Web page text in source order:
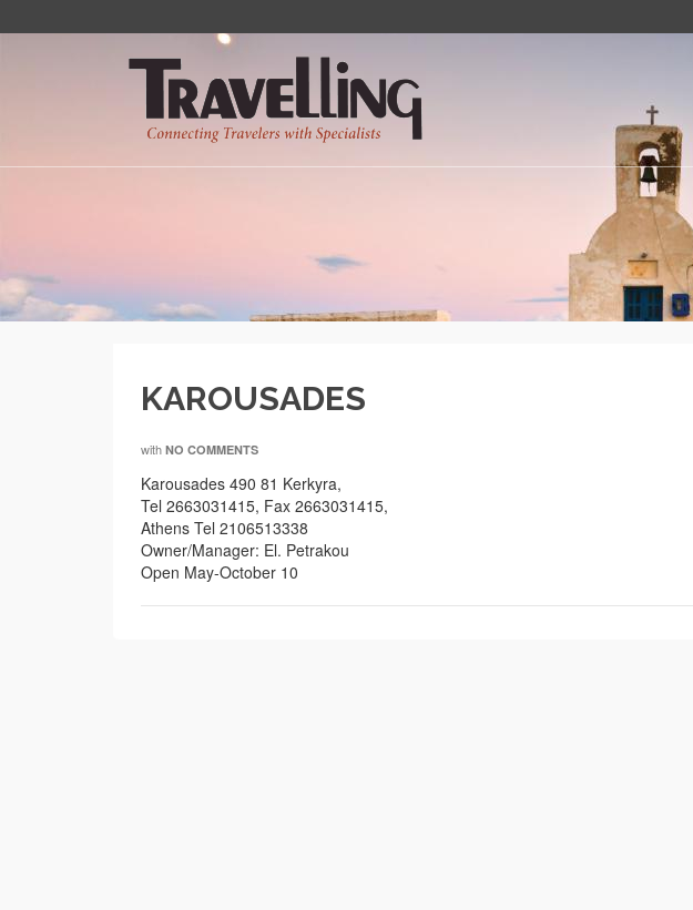
KAROUSADES
with NO COMMENTS
Karousades 490 81 Kerkyra,
Tel 2663031415, Fax 2663031415,
Athens Tel 2106513338
Owner/Manager: El. Petrakou
Open May-October 10